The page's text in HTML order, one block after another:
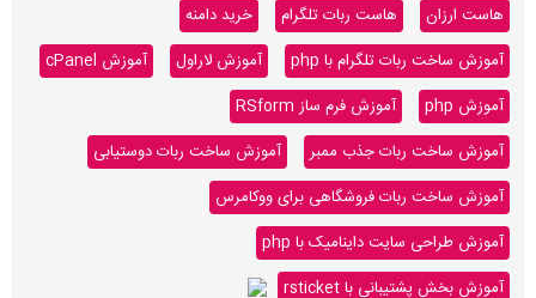
هاست ارزان
هاست ربات تلگرام
خرید دامنه
آموزش ساخت ربات تلگرام با php
آموزش لاراول
آموزش cPanel
آموزش php
آموزش فرم ساز RSform
آموزش ساخت ربات جذب ممبر
آموزش ساخت ربات دوستیابی
آموزش ساخت ربات فروشگاهی برای ووکامرس
آموزش طراحی سایت داینامیک با php
آموزش بخش پشتیبانی با rsticket